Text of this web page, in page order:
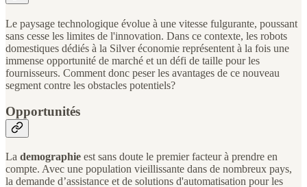
Le paysage technologique évolue à une vitesse fulgurante, poussant
sans cesse les limites de l'innovation. Dans ce contexte, les robots
domestiques dédiés à la Silver économie représentent à la fois une
immense opportunité de marché et un défi de taille pour les
fournisseurs. Comment donc peser les avantages de ce nouveau
segment contre les obstacles potentiels?
Opportunités
La demographie est sans doute le premier facteur à prendre en
compte. Avec une population vieillissante dans de nombreux pays,
la demande d’assistance et de solutions d'automatisation pour les